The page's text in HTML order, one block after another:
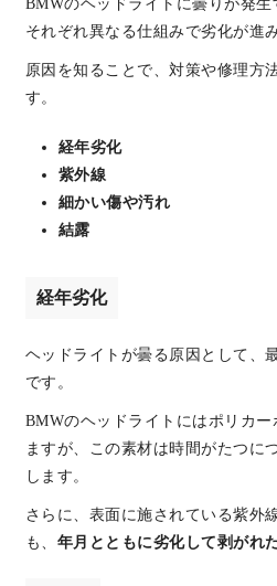
BMWのヘッドライトに曇りが発生
それぞれ異なる仕組みで劣化が進
原因を知ることで、対策や修理方
す。
経年劣化
紫外線
細かい傷や汚れ
結露
経年劣化
ヘッドライトが曇る原因として、
です。
BMWのヘッドライトにはポリカ
ますが、この素材は時間がたつに
します。
さらに、表面に施されている紫外
も、 年月とともに劣化して剥がれ